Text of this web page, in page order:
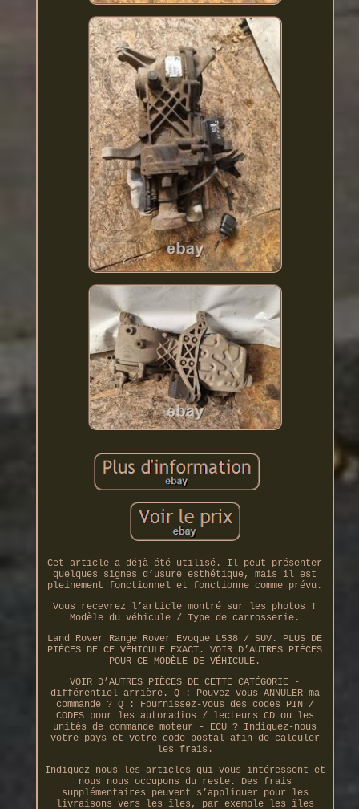
Cet article a déjà été utilisé. Il peut présenter
quelques signes d’usure esthétique, mais il est
pleinement fonctionnel et fonctionne comme prévu.
Vous recevrez l’article montré sur les photos !
Modèle du véhicule / Type de carrosserie.
Land Rover Range Rover Evoque L538 / SUV. PLUS DE
PIÈCES DE CE VÉHICULE EXACT. VOIR D’AUTRES PIÈCES
POUR CE MODÈLE DE VÉHICULE.
VOIR D’AUTRES PIÈCES DE CETTE CATÉGORIE -
différentiel arrière. Q : Pouvez-vous ANNULER ma
commande ? Q : Fournissez-vous des codes PIN /
CODES pour les autoradios / lecteurs CD ou les
unités de commande moteur - ECU ? Indiquez-nous
votre pays et votre code postal afin de calculer
les frais.
Indiquez-nous les articles qui vous intéressent et
nous nous occupons du reste. Des frais
supplémentaires peuvent s’appliquer pour les
livraisons vers les îles, par exemple les îles